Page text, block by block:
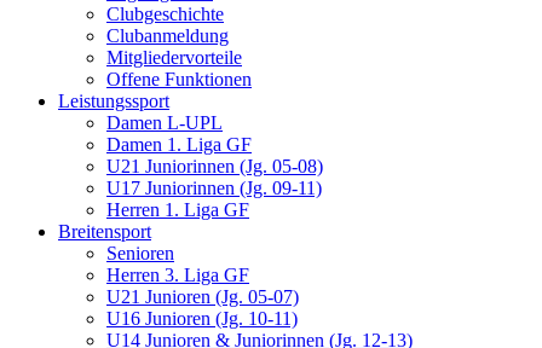
Clubgeschichte
Clubanmeldung
Mitgliedervorteile
Offene Funktionen
Leistungssport
Damen L-UPL
Damen 1. Liga GF
U21 Juniorinnen (Jg. 05-08)
U17 Juniorinnen (Jg. 09-11)
Herren 1. Liga GF
Breitensport
Senioren
Herren 3. Liga GF
U21 Junioren (Jg. 05-07)
U16 Junioren (Jg. 10-11)
U14 Junioren & Juniorinnen (Jg. 12-13)